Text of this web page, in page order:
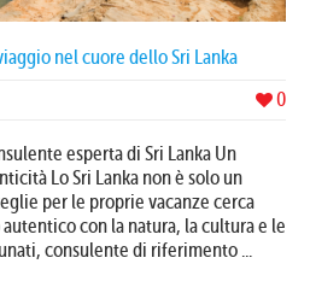
nel cuore dello Sri Lanka
0
esperta di Sri Lanka Un
Lo Sri Lanka non è solo un
per le proprie vacanze cerca
con la natura, la cultura e le
consulente di riferimento ...